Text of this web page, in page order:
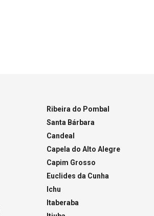
Ribeira do Pombal
Santa Bárbara
Candeal
Capela do Alto Alegre
Capim Grosso
Euclides da Cunha
Ichu
Itaberaba